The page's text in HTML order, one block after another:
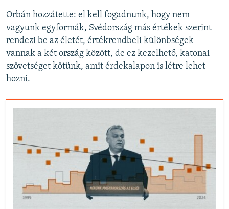
Orbán hozzátette: el kell fogadnunk, hogy nem
vagyunk egyformák, Svédország más értékek szerint
rendezi be az életét, értékrendbeli különbségek
vannak a két ország között, de ez kezelhető, katonai
szövetséget kötünk, amit érdekalapon is létre lehet
hozni.